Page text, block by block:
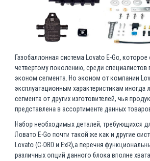
Газобаллонная система Lovato E-Go, которое
четвертому поколению, среди специалистов
эконом сегмента. Но эконом от компании
эксплуатационным характеристикам иногда
сегмента от других изготовителей, чья
представлена в ассортименте данных
Набор необходимых деталей, требующихся
Ловато E-Go почти такой же как и другие
Lovato (C-OBD и ExR),а перечня
различных опций данного блока вполне